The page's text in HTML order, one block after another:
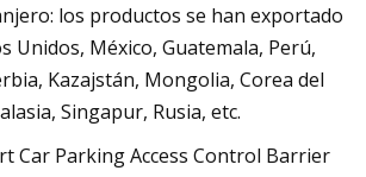
los productos se han exportado
Unidos, México, Guatemala, Perú,
Kazajstán, Mongolia, Corea del
Singapur, Rusia, etc.